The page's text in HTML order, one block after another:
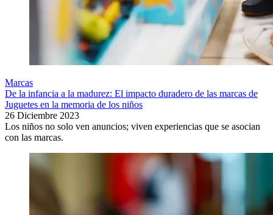
Marcas
De la infancia a la madurez: El impacto duradero de las marcas de
Juguetes en la memoria de los niños
26 Diciembre 2023
Los niños no solo ven anuncios; viven experiencias que se asocian
con las marcas.